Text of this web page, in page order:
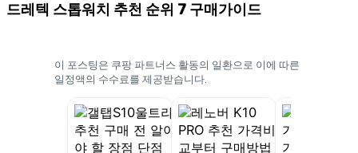
드레텍 스톱워치 추천 순위 7 구매가이드
이 포스팅은 쿠팡 파트너스 활동의 일환으로 이에 따른
일정액의 수수료를 제공받습니다.